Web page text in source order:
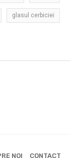
glasul cerbiciei
NOI CONTACT